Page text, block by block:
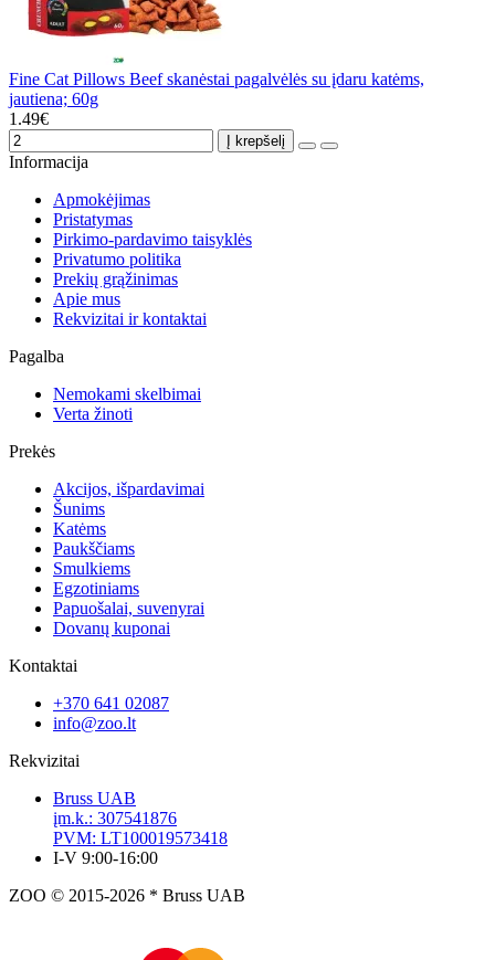
Fine Cat Pillows Beef skanėstai pagalvėlės su įdaru katėms,
jautiena; 60g
1.49€
Į krepšelį
Informacija
Apmokėjimas
Pristatymas
Pirkimo-pardavimo taisyklės
Privatumo politika
Prekių grąžinimas
Apie mus
Rekvizitai ir kontaktai
Pagalba
Nemokami skelbimai
Verta žinoti
Prekės
Akcijos, išpardavimai
Šunims
Katėms
Paukščiams
Smulkiems
Egzotiniams
Papuošalai, suvenyrai
Dovanų kuponai
Kontaktai
+370 641 02087
info@zoo.lt
Rekvizitai
Bruss UAB
įm.k.: 307541876
PVM: LT100019573418
I-V 9:00-16:00
ZOO © 2015-2026 * Bruss UAB